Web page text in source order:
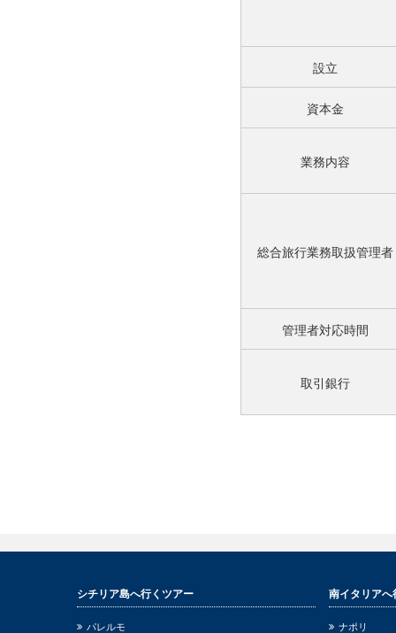
設立
資本金
業務内容
総合旅行業務取扱管理者
管理者対応時間
取引銀行
シチリア島へ行くツアー
パレルモ
南イタリアへ
ナポリ